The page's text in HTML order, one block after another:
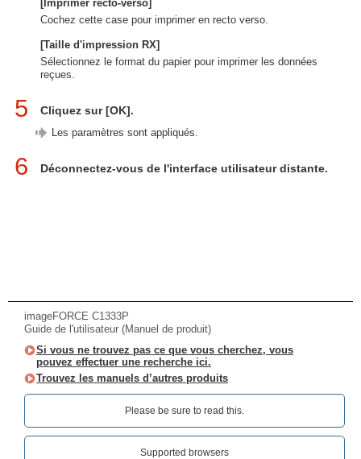
[Imprimer recto-verso]
Cochez cette case pour imprimer en recto verso.
[Taille d'impression RX]
Sélectionnez le format du papier pour imprimer les données
reçues.
5 Cliquez sur [OK].
Les paramètres sont appliqués.
6 Déconnectez-vous de l'interface utilisateur distante.
imageFORCE C1333P
Guide de l'utilisateur (Manuel de produit)
Si vous ne trouvez pas ce que vous cherchez, vous
pouvez effectuer une recherche ici.
Trouvez les manuels d’autres produits
Please be sure to read this.‎
Supported browsers